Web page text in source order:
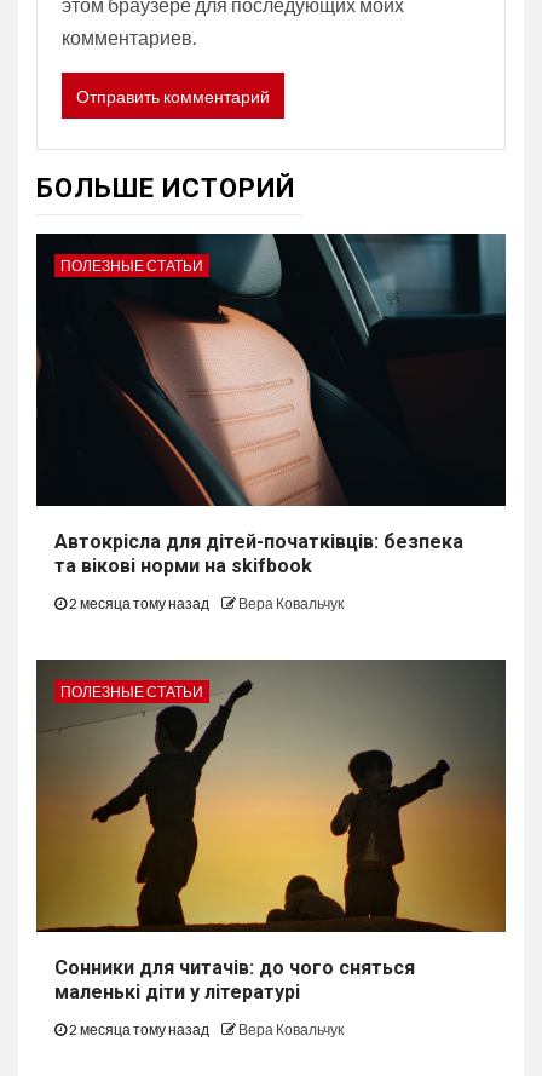
комментариев.
БОЛЬШЕ ИСТОРИЙ
ПОЛЕЗНЫЕ СТАТЬИ
Автокрісла для дітей-початківців: безпека
та вікові норми на skifbook
2 месяца тому назад Вера Ковальчук
ПОЛЕЗНЫЕ СТАТЬИ
Сонники для читачів: до чого сняться
маленькі діти у літературі
2 месяца тому назад Вера Ковальчук